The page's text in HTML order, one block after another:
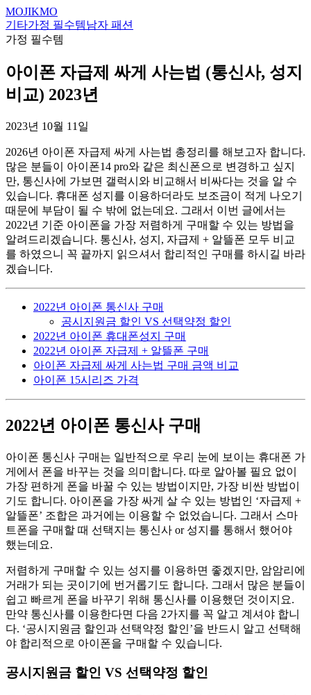
MOJIKMO
기타가정 필수템남자 패션
가정 필수템
아이폰 자급제 싸게 사는법 (통신사, 성지
비교) 2023년
2023년 10월 11일
2026년 아이폰 자급제 싸게 사는법 총정리를 해보고자 합니다.
많은 분들이 아이폰14 pro와 같은 최신폰으로 변경하고 싶지
만, 통신사에 가보면 갤럭시와 비교해서 비싸다는 것을 알 수
있습니다. 휴대폰 성지를 이용하더라도 보조금이 적게 나오기
때문에 부담이 될 수 밖에 없는데요. 그래서 이번 글에서는
2022년 기준 아이폰을 가장 저렴하게 구매할 수 있는 방법을
알려드리겠습니다. 통신사, 성지, 자급제 + 알뜰폰 모두 비교
를 하였으니 꼭 끝까지 읽으셔서 합리적인 구매를 하시길 바라
겠습니다.
2022년 아이폰 통신사 구매
공시지원금 할인 VS 선택약정 할인
2022년 아이폰 휴대폰성지 구매
2022년 아이폰 자급제 + 알뜰폰 구매
아이폰 자급제 싸게 사는법 구매 금액 비교
아이폰 15시리즈 가격
2022년 아이폰 통신사 구매
아이폰 통신사 구매는 일반적으로 우리 눈에 보이는 휴대폰 가
게에서 폰을 바꾸는 것을 의미합니다. 따로 알아볼 필요 없이
가장 편하게 폰을 바꿀 수 있는 방법이지만, 가장 비싼 방법이
기도 합니다. 아이폰을 가장 싸게 살 수 있는 방법인 ‘자급제 +
알뜰폰’ 조합은 과거에는 이용할 수 없었습니다. 그래서 스마
트폰을 구매할 때 선택지는 통신사 or 성지를 통해서 했어야
했는데요.
저렴하게 구매할 수 있는 성지를 이용하면 좋겠지만, 암암리에
거래가 되는 곳이기에 번거롭기도 합니다. 그래서 많은 분들이
쉽고 빠르게 폰을 바꾸기 위해 통신사를 이용했던 것이지요.
만약 통신사를 이용한다면 다음 2가지를 꼭 알고 계셔야 합니
다. ‘공시지원금 할인과 선택약정 할인’을 반드시 알고 선택해
야 합리적으로 아이폰을 구매할 수 있습니다.
공시지원금 할인 VS 선택약정 할인